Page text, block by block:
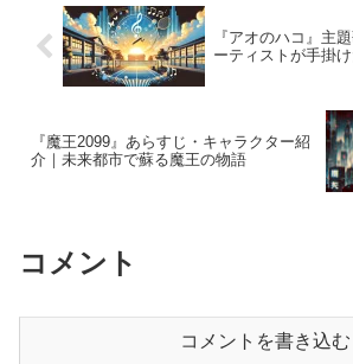
『アオのハコ』主
ーティストが手掛
『魔王2099』あらすじ・キャラクター紹
介｜未来都市で蘇る魔王の物語
コメント
コメントを書き込む